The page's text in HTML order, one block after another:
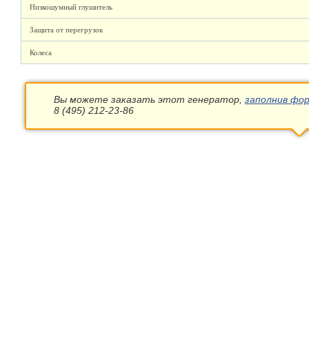
Низкошумный глушитель
Защита от перегрузок
Колеса
Вы можете заказать этот генератор, заполнив
8 (495) 212-23-86